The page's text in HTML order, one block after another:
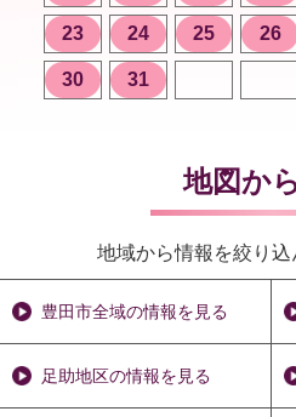
23 24 25 26
30 31
地図か
地域から情報を絞り込
豊田市全域の情報を見る
足助地区の情報を見る